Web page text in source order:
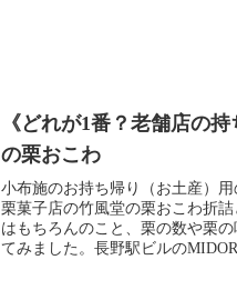
《どれが1番？老舗店の
の栗おこわ
小布施のお持ち帰り（お土産）
栗菓子店の竹風堂の栗おこわ折
はもちろんのこと、栗の数や栗
てみました。長野駅ビルの